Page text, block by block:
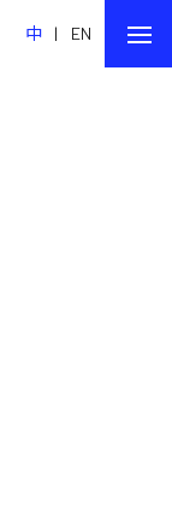
中 | EN